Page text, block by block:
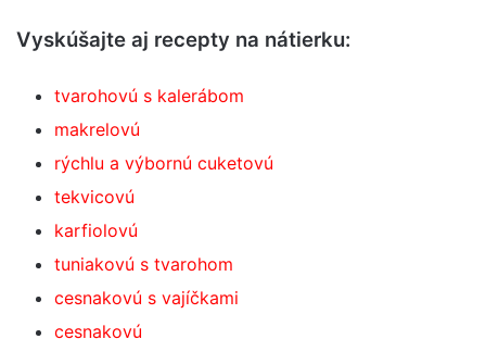
Vyskúšajte aj recepty na nátierku:
tvarohovú s kalerábom
makrelovú
rýchlu a výbornú cuketovú
tekvicovú
karfiolovú
tuniakovú s tvarohom
cesnakovú s vajíčkami
cesnakovú